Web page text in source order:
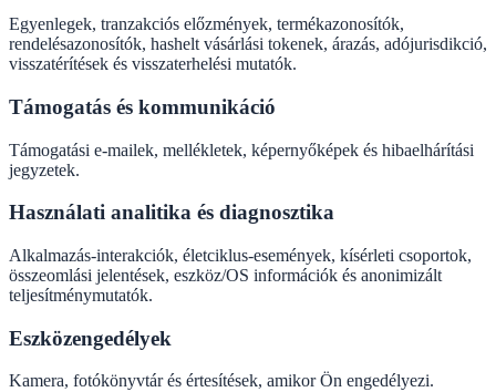
Egyenlegek, tranzakciós előzmények, termékazonosítók,
rendelésazonosítók, hashelt vásárlási tokenek, árazás, adójurisdikció,
visszatérítések és visszaterhelési mutatók.
Támogatás és kommunikáció
Támogatási e-mailek, mellékletek, képernyőképek és hibaelhárítási
jegyzetek.
Használati analitika és diagnosztika
Alkalmazás-interakciók, életciklus-események, kísérleti csoportok,
összeomlási jelentések, eszköz/OS információk és anonimizált
teljesítménymutatók.
Eszközengedélyek
Kamera, fotókönyvtár és értesítések, amikor Ön engedélyezi.